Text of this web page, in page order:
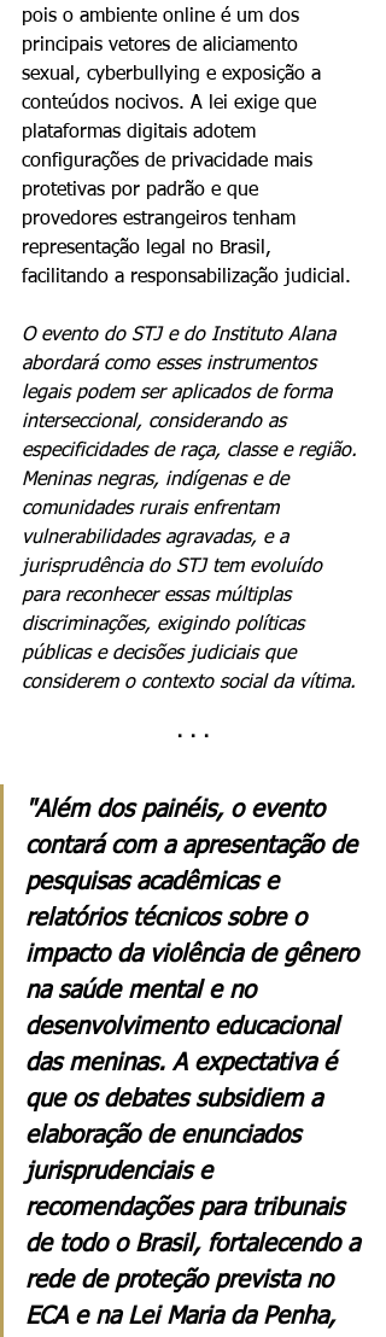
pois o ambiente online é um dos
principais vetores de aliciamento
sexual, cyberbullying e exposição a
conteúdos nocivos. A lei exige que
plataformas digitais adotem
configurações de privacidade mais
protetivas por padrão e que
provedores estrangeiros tenham
representação legal no Brasil,
facilitando a responsabilização judicial.
O evento do STJ e do Instituto Alana
abordará como esses instrumentos
legais podem ser aplicados de forma
interseccional, considerando as
especificidades de raça, classe e região.
Meninas negras, indígenas e de
comunidades rurais enfrentam
vulnerabilidades agravadas, e a
jurisprudência do STJ tem evoluído
para reconhecer essas múltiplas
discriminações, exigindo políticas
públicas e decisões judiciais que
considerem o contexto social da vítima.
· · ·
"Além dos painéis, o evento
contará com a apresentação de
pesquisas acadêmicas e
relatórios técnicos sobre o
impacto da violência de gênero
na saúde mental e no
desenvolvimento educacional
das meninas. A expectativa é
que os debates subsidiem a
elaboração de enunciados
jurisprudenciais e
recomendações para tribunais
de todo o Brasil, fortalecendo a
rede de proteção prevista no
ECA e na Lei Maria da Penha,